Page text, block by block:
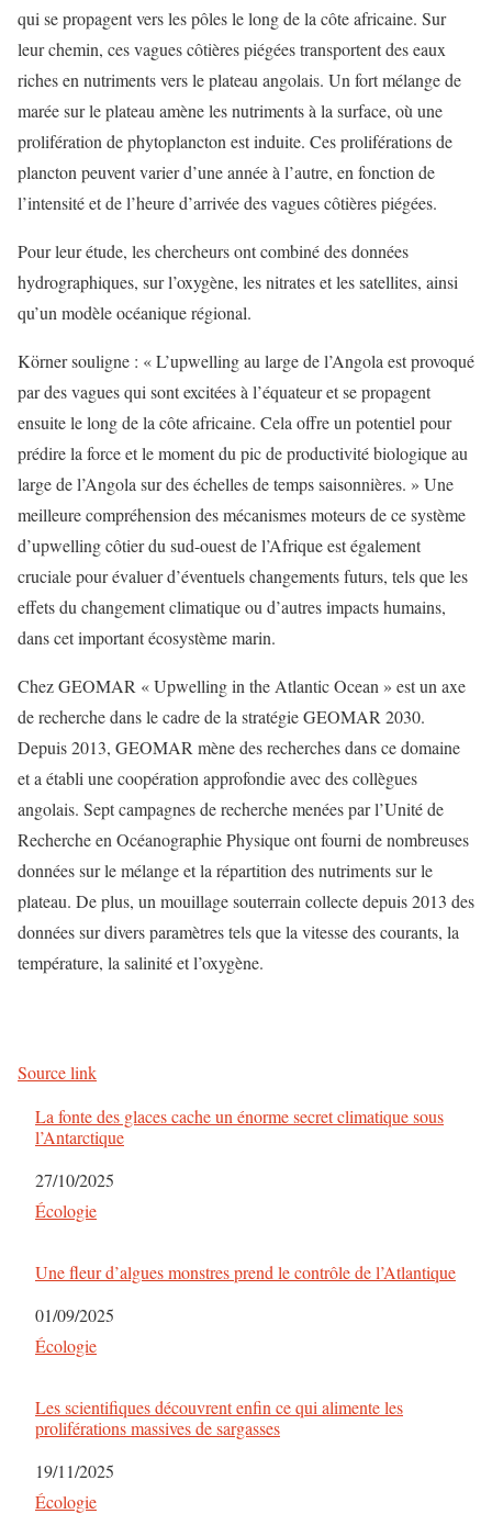
qui se propagent vers les pôles le long de la côte africaine. Sur
leur chemin, ces vagues côtières piégées transportent des eaux
riches en nutriments vers le plateau angolais. Un fort mélange de
marée sur le plateau amène les nutriments à la surface, où une
prolifération de phytoplancton est induite. Ces proliférations de
plancton peuvent varier d’une année à l’autre, en fonction de
l’intensité et de l’heure d’arrivée des vagues côtières piégées.
Pour leur étude, les chercheurs ont combiné des données
hydrographiques, sur l’oxygène, les nitrates et les satellites, ainsi
qu’un modèle océanique régional.
Körner souligne : « L’upwelling au large de l’Angola est provoqué
par des vagues qui sont excitées à l’équateur et se propagent
ensuite le long de la côte africaine. Cela offre un potentiel pour
prédire la force et le moment du pic de productivité biologique au
large de l’Angola sur des échelles de temps saisonnières. » Une
meilleure compréhension des mécanismes moteurs de ce système
d’upwelling côtier du sud-ouest de l’Afrique est également
cruciale pour évaluer d’éventuels changements futurs, tels que les
effets du changement climatique ou d’autres impacts humains,
dans cet important écosystème marin.
Chez GEOMAR « Upwelling in the Atlantic Ocean » est un axe
de recherche dans le cadre de la stratégie GEOMAR 2030.
Depuis 2013, GEOMAR mène des recherches dans ce domaine
et a établi une coopération approfondie avec des collègues
angolais. Sept campagnes de recherche menées par l’Unité de
Recherche en Océanographie Physique ont fourni de nombreuses
données sur le mélange et la répartition des nutriments sur le
plateau. De plus, un mouillage souterrain collecte depuis 2013 des
données sur divers paramètres tels que la vitesse des courants, la
température, la salinité et l’oxygène.
Source link
La fonte des glaces cache un énorme secret climatique sous
l’Antarctique
Date
27/10/2025
Par rapport à
Écologie
Une fleur d’algues monstres prend le contrôle de l’Atlantique
Date
01/09/2025
Par rapport à
Écologie
Les scientifiques découvrent enfin ce qui alimente les
proliférations massives de sargasses
Date
19/11/2025
Par rapport à
Écologie